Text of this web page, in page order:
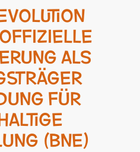
ALS
FÜR
(BNE)